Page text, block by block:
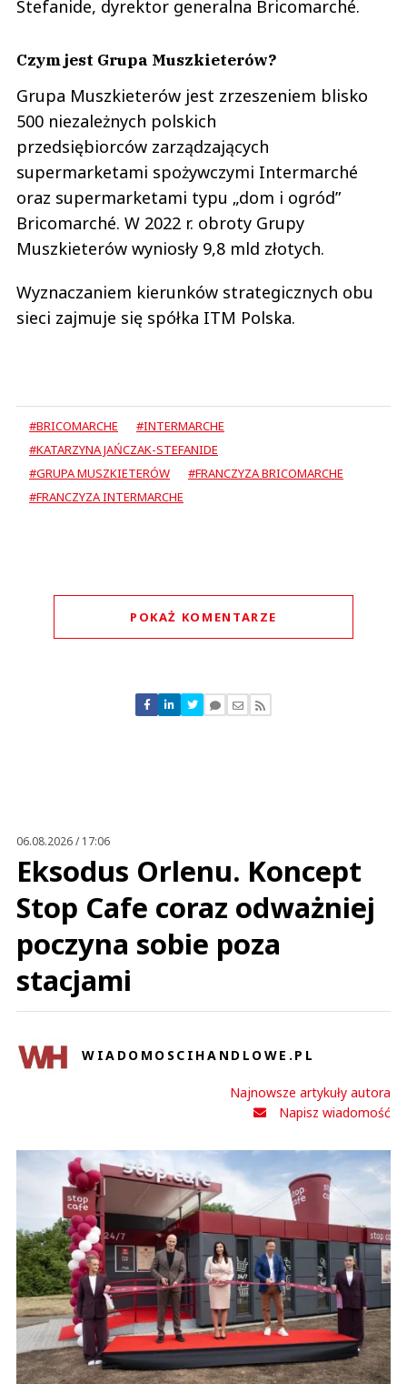
Stefanide, dyrektor generalna Bricomarché.
Czym jest Grupa Muszkieterów?
Grupa Muszkieterów jest zrzeszeniem blisko
500 niezależnych polskich
przedsiębiorców zarządzających
supermarketami spożywczymi Intermarché
oraz supermarketami typu „dom i ogród”
Bricomarché. W 2022 r. obroty Grupy
Muszkieterów wyniosły 9,8 mld złotych.
Wyznaczaniem kierunków strategicznych obu
sieci zajmuje się spółka ITM Polska.
#BRICOMARCHE
#INTERMARCHE
#KATARZYNA JAŃCZAK-STEFANIDE
#GRUPA MUSZKIETERÓW
#FRANCZYZA BRICOMARCHE
#FRANCZYZA INTERMARCHE
POKAŻ KOMENTARZE
Nie znaleziono komentarzy
Zostaw swoje komentarze
06.08.2026 / 17:06
Eksodus Orlenu. Koncept
Stop Cafe coraz odważniej
poczyna sobie poza
stacjami
WIADOMOSCIHANDLOWE.PL
Najnowsze artykuły autora
Napisz wiadomość